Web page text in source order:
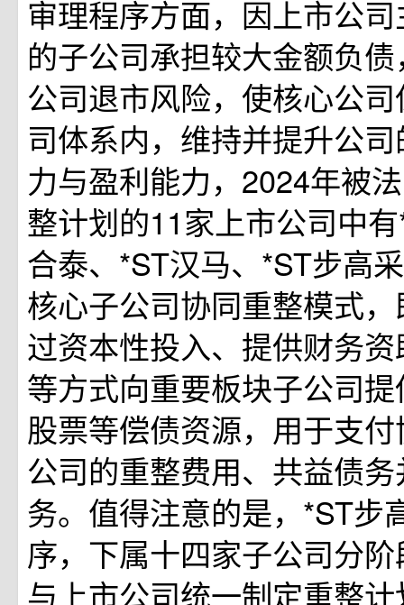
审理程序方面，因上市公
的子公司承担较大金额负
公司退市风险，使核心公
司体系内，维持并提升公
力与盈利能力，2024年被
整计划的11家上市公司中
合泰、*ST汉马、*ST步高
核心子公司协同重整模式
过资本性投入、提供财务
等方式向重要板块子公司
股票等偿债资源，用于支
公司的重整费用、共益债
务。值得注意的是，*ST步
序，下属十四家子公司分
与上市公司统一制定重整